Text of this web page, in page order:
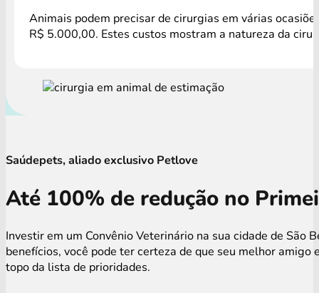
Animais podem precisar de cirurgias em várias
R$ 5.000,00. Estes custos mostram a natureza da
Saúdepets, aliado exclusivo Petlove
Até 100% de redução no
Investir em um Convênio Veterinário na sua cidade de São
benefícios, você pode ter certeza de que seu melhor
topo da lista de prioridades.